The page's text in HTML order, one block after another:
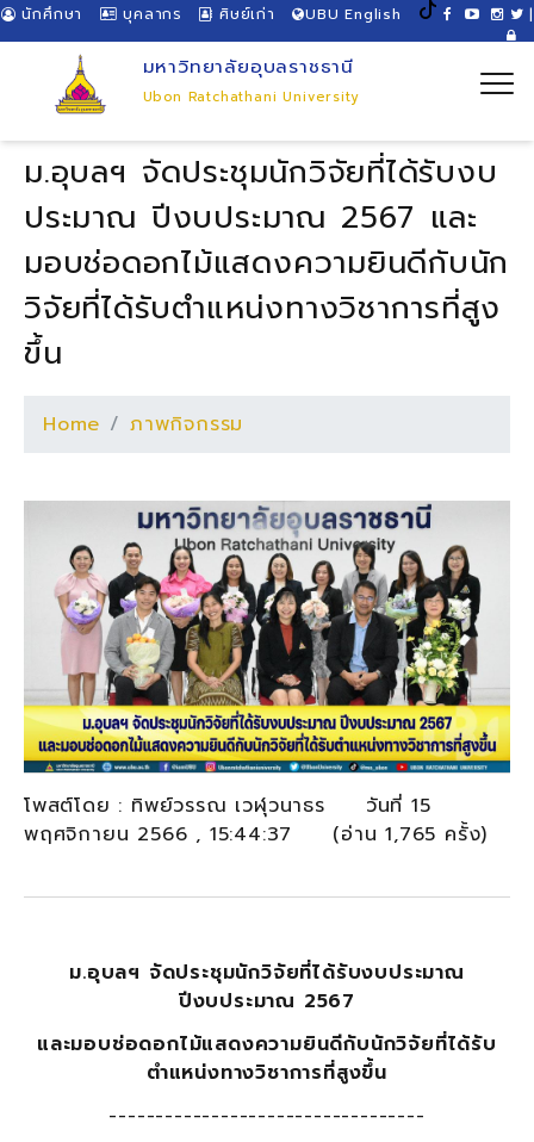
นักศึกษา บุคลากร ศิษย์เก่า UBU English |
มหาวิทยาลัยอุบลราชธานี
Ubon Ratchathani University
ม.อุบลฯ จัดประชุมนักวิจัยที่ได้รับงบ
ประมาณ ปีงบประมาณ 2567 และ
มอบช่อดอกไม้แสดงความยินดีกับนัก
วิจัยที่ได้รับตำแหน่งทางวิชาการที่สูง
ขึ้น
Home ภาพกิจกรรม
โพสต์โดย : ทิพย์วรรณ เวฬุวนาธร วันที่ 15
พฤศจิกายน 2566 , 15:44:37 (อ่าน 1,765 ครั้ง)
ม.อุบลฯ จัดประชุมนักวิจัยที่ได้รับงบประมาณ
ปีงบประมาณ 2567
และมอบช่อดอกไม้แสดงความยินดีกับนักวิจัยที่ได้รับ
ตำแหน่งทางวิชาการที่สูงขึ้น
----------------------------------